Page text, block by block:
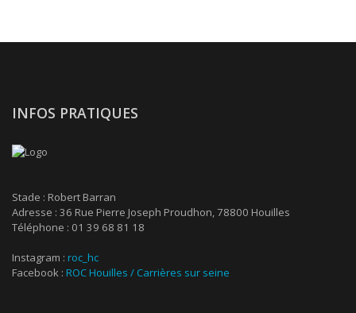
INFOS PRATIQUES
Stade : Robert Barran
Adresse : 36 Rue Pierre Joseph Proudhon, 78800 Houilles
Téléphone : 01 39 68 81 18
Instagram : roc_hc
Facebook : ROC Houilles / Carrières sur seine